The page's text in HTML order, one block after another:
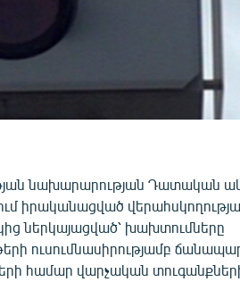
նախարարության Դատական
իրականացված
ներկայացված՝ խախտումները
ուսումնասիրությամբ
համար վարչական